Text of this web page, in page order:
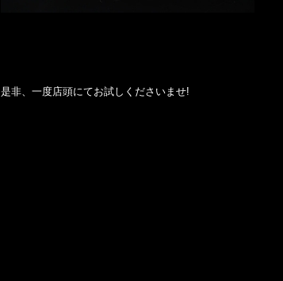
是非、一度店頭にてお試しくださいませ!